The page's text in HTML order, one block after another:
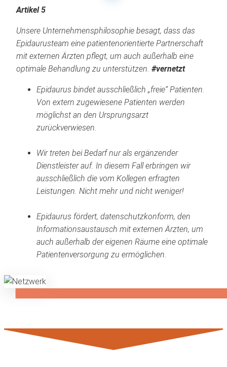
Artikel 5
Unsere Unternehmensphilosophie besagt, dass das
Epidaurusteam eine patientenorientierte Partnerschaft
mit externen Ärzten pflegt, um auch außerhalb eine
optimale Behandlung zu unterstützen. #vernetzt
Epidaurus bindet ausschließlich „freie“ Patienten.
Von extern zugewiesene Patienten werden
möglichst an den Ursprungsarzt
zurückverwiesen.
Wir treten bei Bedarf nur als ergänzender
Dienstleister auf. In diesem Fall erbringen wir
ausschließlich die vom Kollegen erfragten
Leistungen. Nicht mehr und nicht weniger!
Epidaurus fördert, datenschutzkonform, den
Informationsaustausch mit externen Ärzten, um
auch außerhalb der eigenen Räume eine optimale
Patientenversorgung zu ermöglichen.